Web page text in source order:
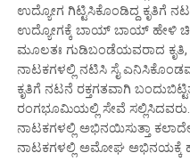
ಉದ್ಯೋಗ ಗಿಟ್ಟಿಸಿಕೊಂಡಿದ್ದ ಕೃತಿಗೆ
ಉದ್ಯೋಗಕ್ಕೆ ಬಾಯ್ ಬಾಯ್ ಹೇಳಿ
ಮೂಲತಃ ಗುಡಿಬಂಡೆಯವರಾದ ಕೃತಿ,
ನಾಟಕಗಳಲ್ಲಿ ನಟಿಸಿ ಸೈ
ಕೃತಿಗೆ ನಟನೆ ರಕ್ತಗತವಾಗಿ
ರಂಗಭೂಮಿಯಲ್ಲಿ ಸೇವೆ
ನಾಟಕಗಳಲ್ಲಿ ಅಭಿನಯಿಸುತ್ತಾ
ನಾಟಕಗಳಲ್ಲಿ ಅಮೋಘ ಅಭಿನಯಕ್ಕೆ